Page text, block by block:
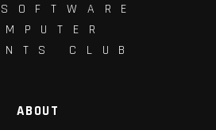
CLUB
ABOUT